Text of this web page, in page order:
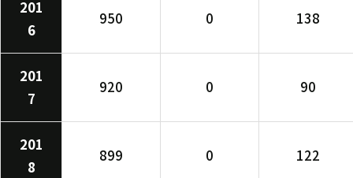
201
6
950 0 138
201
7
920 0 90
201
8
899 0 122